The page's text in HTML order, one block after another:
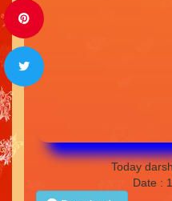
Today
Date :